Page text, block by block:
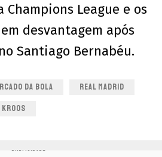
Champions League e os
desvantagem após
Santiago Bernabéu.
DA BOLA REAL MADRID
PUBLICIDADE